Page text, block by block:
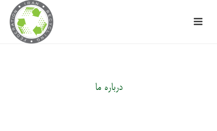
درباره ما